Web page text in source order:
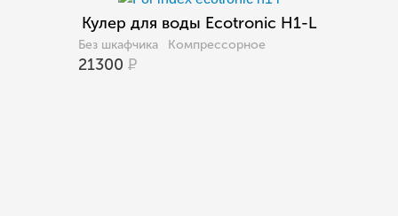
Кулер для воды Ecotronic H1-L
Без шкафчика Компрессорное
21300 Р